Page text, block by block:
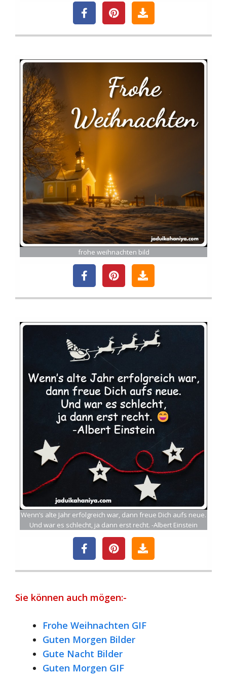
frohe weihnachten bild
Wenn’s alte Jahr erfolgreich war, dann freue Dich aufs neue.
Und war es schlecht, ja dann erst recht. -Albert Einstein
Sie können auch mögen:-
Frohe Weihnachten GIF
Guten Morgen Bilder
Gute Nacht Bilder
Guten Morgen GIF